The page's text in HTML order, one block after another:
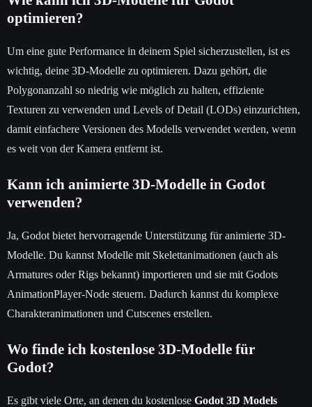
optimieren?
Um eine gute Performance in deinem Spiel sicherzustellen, ist es
wichtig, deine 3D-Modelle zu optimieren. Dazu gehört, die
Polygonanzahl so niedrig wie möglich zu halten, effiziente
Texturen zu verwenden und Levels of Detail (LODs) einzurichten,
damit einfachere Versionen des Modells verwendet werden, wenn
es weit von der Kamera entfernt ist.
Kann ich animierte 3D-Modelle in Godot
verwenden?
Ja, Godot bietet hervorragende Unterstützung für animierte 3D-
Modelle. Du kannst Modelle mit Skelettanimationen (auch als
Armatures oder Rigs bekannt) importieren und sie mit Godots
AnimationPlayer-Node steuern. Dadurch kannst du komplexe
Charakteranimationen und Cutscenes erstellen.
Wo finde ich kostenlose 3D-Modelle für
Godot?
Es gibt viele Orte, an denen du kostenlose Godot 3D Models